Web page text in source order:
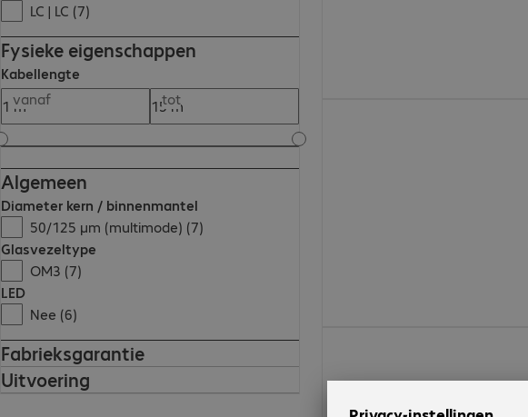
LC | LC (7)
Fysieke eigenschappen
Kabellengte
vanaf
tot
Algemeen
Diameter kern / binnenmantel
50/125 µm (multimode) (7)
Glasvezeltype
OM3 (7)
LED
Nee (6)
Fabrieksgarantie
Uitvoering